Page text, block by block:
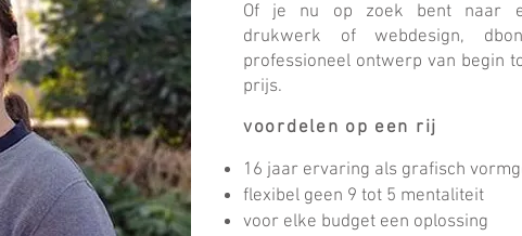
Of je nu op zoek bent naar
drukwerk of webdesign,
professioneel ontwerp van begin
prijs.
voordelen op een rij
16 jaar ervaring als grafisch
flexibel geen 9 tot 5 mentaliteit
voor elke budget een oplossing